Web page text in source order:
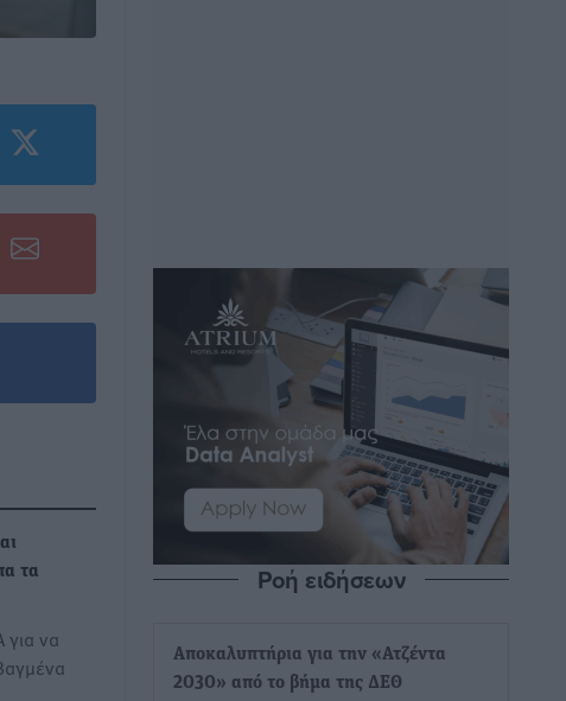
τα
για να
Ροή ειδήσεων
Αποκαλυπτήρια για την «Ατζέντα
2030» από το βήμα της ΔΕΘ